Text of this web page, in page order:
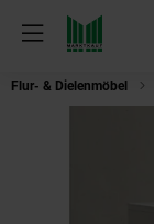
Menü
Flur- & Dielenmöbel